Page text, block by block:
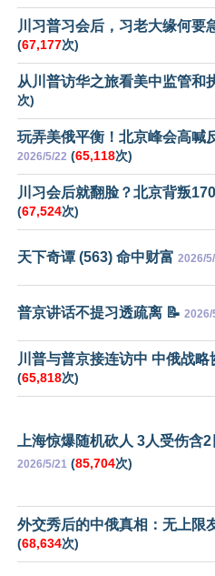
川习普习会后，习老大缘何要
(67,177次)
从川普访华之旅看美中监管和
次)
玩弄美俄平衡！北京峰会高喊
2026/5/22 (65,118次)
川习会后就翻脸？北京背叛
(67,524次)
天下奇谭 (563) 命中财富 2026/
普京讲话不提习透疏离 📝 2026/
川普与普京接连访中 中俄战略
(65,818次)
上海惊爆随机砍人 3人受伤含
2026/5/21 (85,704次)
外交秀后的中俄真相：无上限
(68,634次)